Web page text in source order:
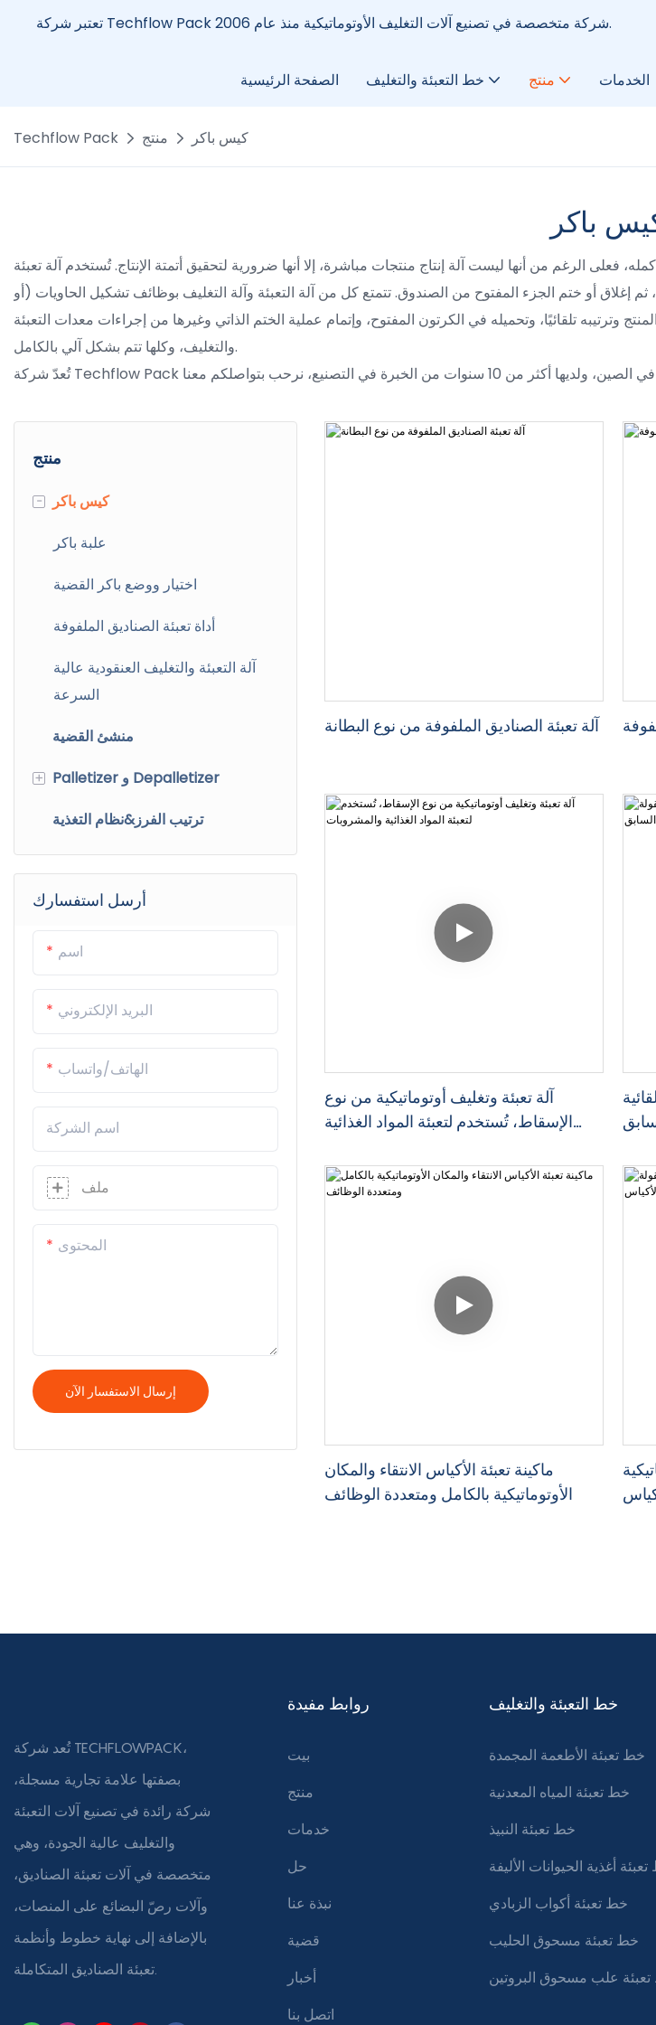
تعتبر شركة Techflow Pack شركة متخصصة في تصنيع آلات التغليف الأوتوماتيكية منذ عام 2006.
الصفحة الرئيسية خط التعبئة والتغليف منتج الخدمات
Techflow Pack منتج كيس باكر
باكر
فعلى الرغم من أنها ليست آلة إنتاج منتجات مباشرة، إلا أنها ضرورية لتحقيق أتمتة الإنتاج. تُستخدم آلة تعبئة
إغلاق أو ختم الجزء المفتوح من الصندوق. تتمتع كل من آلة التعبئة وآلة التغليف بوظائف تشكيل الحاويات (أو
وترتيبه تلقائيًا، وتحميله في الكرتون المفتوح، وإتمام عملية الختم الذاتي وغيرها من إجراءات معدات التعبئة
والتغليف، وكلها تتم بشكل آلي بالكامل.
منتج
-
كيس باكر
علبة باكر
اختيار ووضع باكر القضية
أداة تعبئة الصناديق الملفوفة
آلة التعبئة والتغليف العنقودية عالية
السرعة
منشئ القضية
+
Palletizer و Depalletizer
جهاز إزالة الباليتات عالي المستوى
طبقة البليتزر
منصة نقالة روبوتية
ترتيب الفرز&نظام التغذية
أرسل استفسارك
اسم
البريد الإلكتروني
الهاتف/واتساب
اسم الشركة
ملف
المحتوى
إرسال الاستفسار الآن
آلة تعبئة الصناديق الملفوفة من نوع البطانة
آلة تعبئة وتغليف أوتوماتيكية من نوع
الإسقاط، تُستخدم لتعبئة المواد الغذائية
ماكينة تعبئة الأكياس الانتقاء والمكان
الأوتوماتيكية بالكامل ومتعددة الوظائف
تُعد شركة TECHFLOWPACK،
بصفتها علامة تجارية مسجلة،
شركة رائدة في تصنيع آلات التعبئة
والتغليف عالية الجودة، وهي
متخصصة في آلات تعبئة الصناديق،
وآلات رصّ البضائع على المنصات،
بالإضافة إلى نهاية خطوط وأنظمة
روابط مفيدة
بيت
منتج
خدمات
حل
نبذة عنا
قضية
أخبار
اتصل بنا
خط التعبئة والتغليف
خط تعبئة الأطعمة المجمدة
خط تعبئة المياه المعدنية
خط تعبئة النبيذ
أغذية الحيوانات الأليفة
خط تعبئة أكواب الزبادي
خط تعبئة مسحوق الحليب
علب مسحوق البروتين